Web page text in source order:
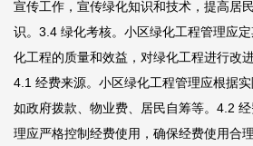
宣传工作，宣传绿化知识和技术，提高居
识。3.4 绿化考核。小区绿化工程管理应
化工程的质量和效益，对绿化工程进行改
4.1 经费来源。小区绿化工程管理应根据实
如政府拨款、物业费、居民自筹等。4.2
理应严格控制经费使用，确保经费使用合